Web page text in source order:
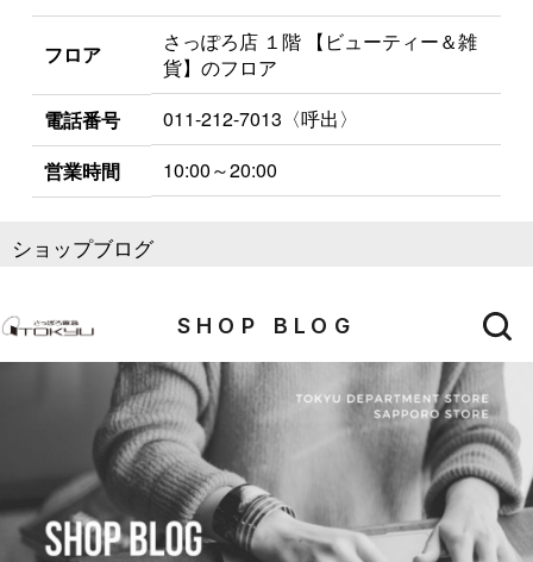
フロア
さっぽろ店 １階 【ビューティー＆雑
貨】のフロア
電話番号
011-212-7013〈呼出〉
営業時間
10:00～20:00
ショップブログ